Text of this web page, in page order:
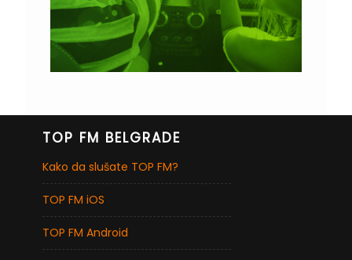
TOP FM BELGRADE
Kako da slušate TOP FM?
TOP FM iOS
TOP FM Android